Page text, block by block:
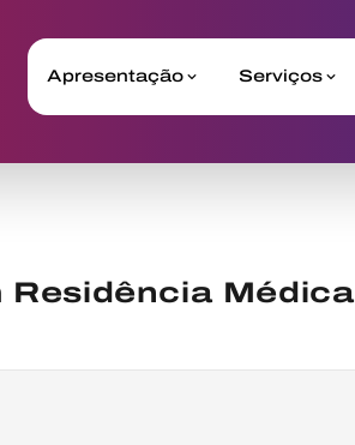
Apresentação Serviços
Residência Médica